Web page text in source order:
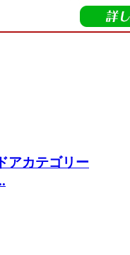
アカテゴリー